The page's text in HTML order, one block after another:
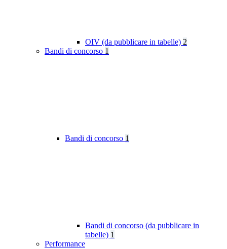
OIV (da pubblicare in tabelle) 2
Bandi di concorso 1
Bandi di concorso 1
Bandi di concorso (da pubblicare in
tabelle) 1
Performance